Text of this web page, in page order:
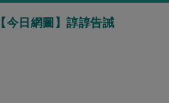
【今日網圖】諄諄告誡